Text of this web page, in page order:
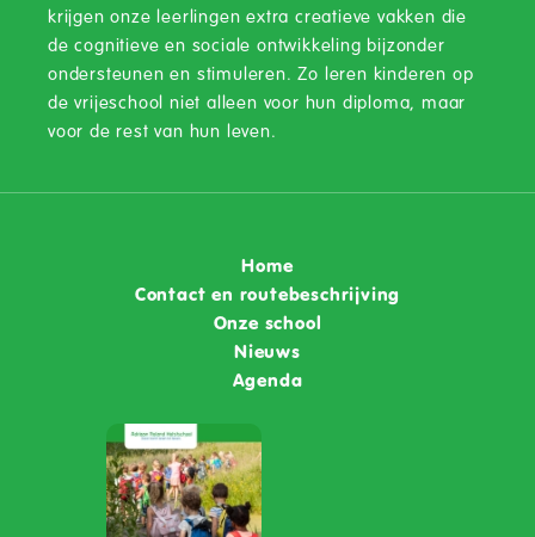
krijgen onze leerlingen extra creatieve vakken die
de cognitieve en sociale ontwikkeling bijzonder
ondersteunen en stimuleren. Zo leren kinderen op
de vrijeschool niet alleen voor hun diploma, maar
voor de rest van hun leven.
Home
Contact en routebeschrijving
Onze school
Nieuws
Agenda